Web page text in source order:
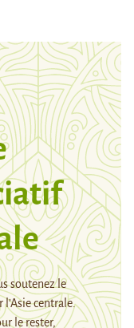
soutenez le
centrale.
le rester,